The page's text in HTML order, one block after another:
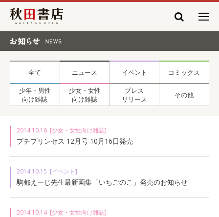
秋田書店
全て ニュース イベント コミックス
少年・男性
向け雑誌
少女・女性
向け雑誌
プレス
リリース
その他
2014.10.16 [少女・女性向け雑誌]
プチプリンセス 12月号 10月16日発売
2014.10.15 [イベント]
駒都えーじ先生最新画集「いちごのこ」発売のお知らせ
2014.10.14 [少女・女性向け雑誌]